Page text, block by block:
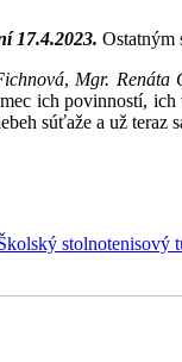
17.4.2023. Ostatným
, Mgr. Renáta
ich povinností,
súťaže a už teraz
stolnotenisový